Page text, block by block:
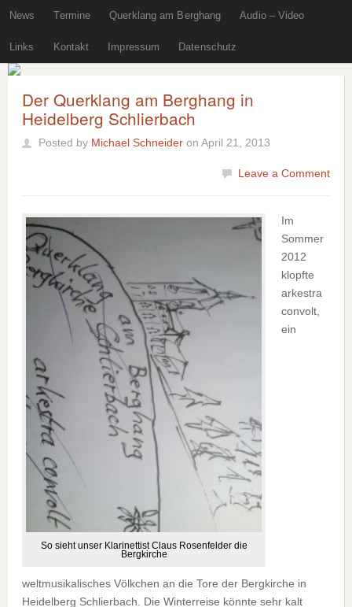
News Termine Querklang am Berghang Audio – Video
Links Kontakt Impressum Datenschutz
Der Querklang am Berghang in
Heidelberg Schlierbach
Posted by Michael Schneider on April 21, 2013
Leave a Comment
So sieht unser Klarinettist Claus Rosenfelder die
Bergkirche
Im
Sommer
2012
klopfte
arkestra
convolt,
ein
weltmusikalisches Völkchen an die Tore der Bergkirche in
Heidelberg Schlierbach. Die Winterreise könnte sehr kalt